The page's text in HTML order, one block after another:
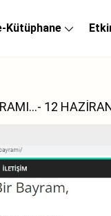
Kütüphane
12